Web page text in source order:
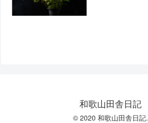
和歌山田舎日記
© 2020 和歌山田舎日記.